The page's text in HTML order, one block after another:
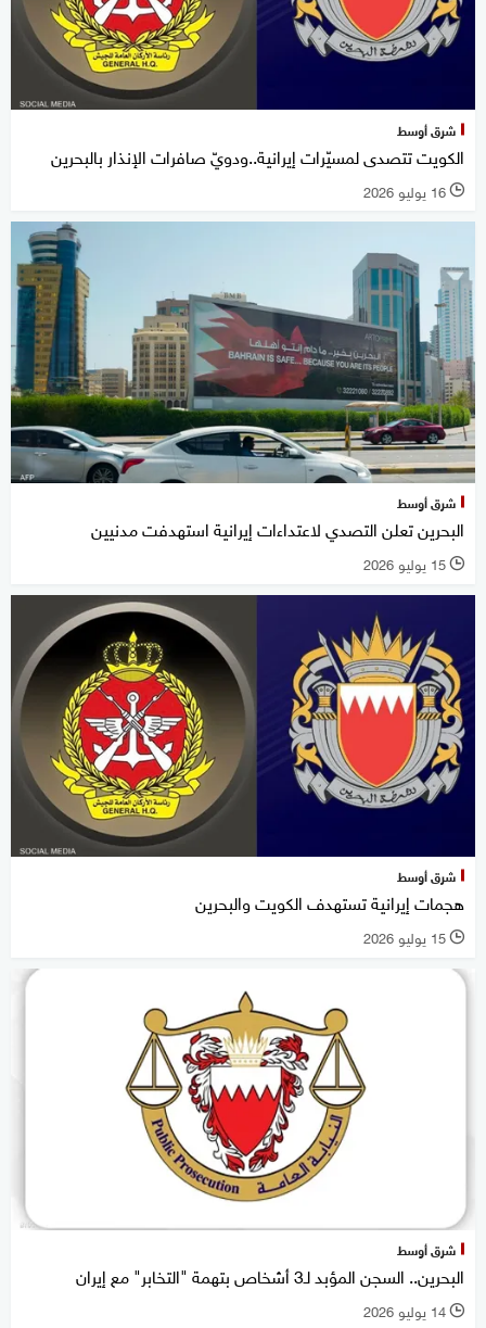
شرق أوسط
الكويت تتصدى لمسيّرات إيرانية..ودويّ صافرات الإنذار بالبحرين
l 16 يوليو 2026
شرق أوسط
البحرين تعلن التصدي لاعتداءات إيرانية استهدفت مدنيين
l 15 يوليو 2026
شرق أوسط
هجمات إيرانية تستهدف الكويت والبحرين
l 15 يوليو 2026
شرق أوسط
البحرين.. السجن المؤبد لـ3 أشخاص بتهمة "التخابر" مع إيران
l 14 يوليو 2026